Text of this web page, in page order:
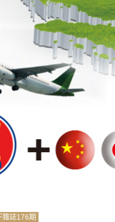
雜誌176期